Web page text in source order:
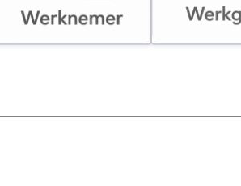
Werkgever